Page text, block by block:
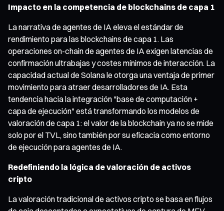
Impacto en la competencia de blockchains de capa 1
La narrativa de agentes de IA eleva el estándar de
rendimiento para las blockchains de capa 1. Las
operaciones on-chain de agentes de IA exigen latencias de
confirmación ultrabajas y costes mínimos de interacción. La
capacidad actual de Solana le otorga una ventaja de primer
movimiento para atraer desarrolladores de IA. Esta
tendencia hacia la integración "base de computación +
capa de ejecución" está transformando los modelos de
valoración de capa 1: el valor de la blockchain ya no se mide
solo por el TVL, sino también por su eficacia como entorno
de ejecución para agentes de IA.
Redefiniendo la lógica de valoración de activos
cripto
La valoración tradicional de activos cripto se basa en flujos